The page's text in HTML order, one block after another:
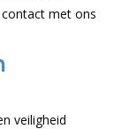
met ons
veiligheid